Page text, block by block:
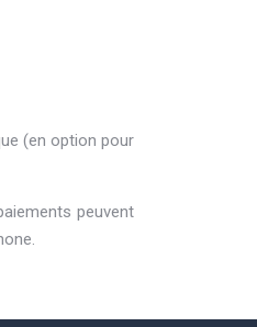
(en option pour
peuvent